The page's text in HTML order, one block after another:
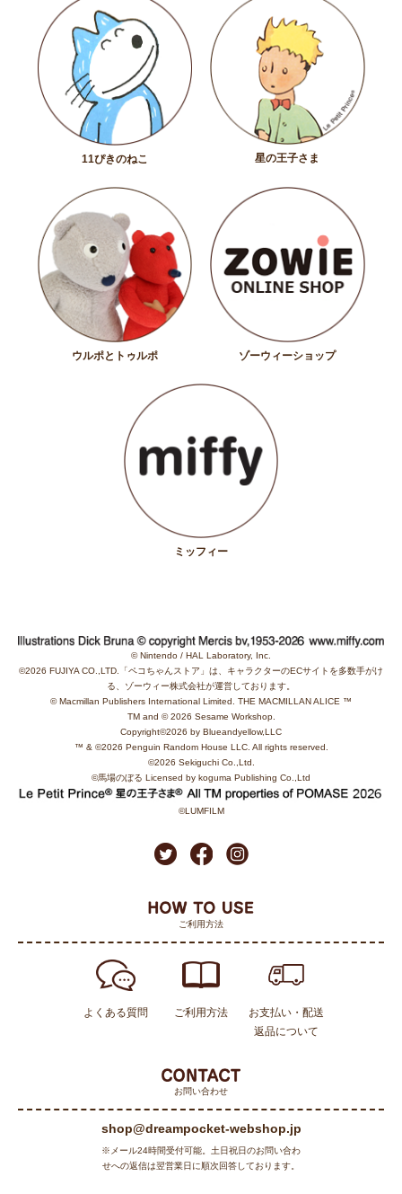
11ぴきのねこ 星の王子さま
ウルポとトゥルポ ゾーウィーショップ
ミッフィー
© Nintendo / HAL Laboratory, Inc.
©2026 FUJIYA CO.,LTD.「ペコちゃんストア」は、キャラクターのECサイトを多数手がけ
る、ゾーウィー株式会社が運営しております。
© Macmillan Publishers International Limited. THE MACMILLAN ALICE ™
TM and © 2026 Sesame Workshop.
Copyright©2026 by Blueandyellow,LLC
™ & ©2026 Penguin Random House LLC. All rights reserved.
©︎2026 Sekiguchi Co.,Ltd.
©馬場のぼる Licensed by koguma Publishing Co.,Ltd
©LUMFILM
お問い合わせ
shop@dreampocket-webshop.jp
※メール24時間受付可能。土日祝日のお問い合わ
せへの返信は翌営業日に順次回答しております。
ご利用方法
よくある質問 ご利用方法
お支払い・配送
返品について